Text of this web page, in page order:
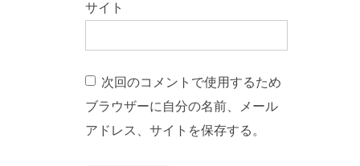
サイト
次回のコメントで使用するため
ブラウザーに自分の名前、メール
アドレス、サイトを保存する。